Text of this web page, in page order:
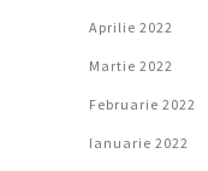
Aprilie 2022
Martie 2022
Februarie 2022
Ianuarie 2022